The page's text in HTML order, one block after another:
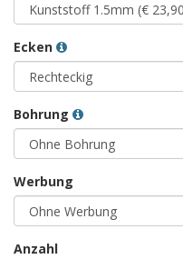
Ecken
Bohrung
Werbung
Anzahl